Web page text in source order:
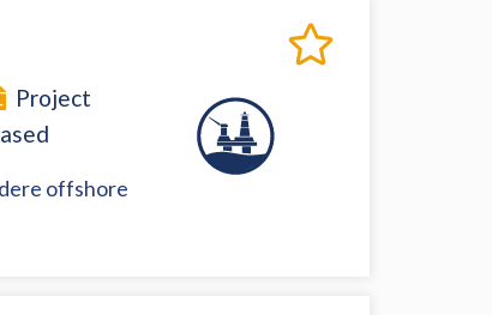
Project
offshore